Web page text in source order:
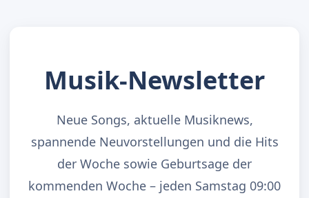
Musik-Newsletter
Neue Songs, aktuelle Musiknews,
spannende Neuvorstellungen und die Hits
der Woche sowie Geburtsage der
kommenden Woche – jeden Samstag 09:00